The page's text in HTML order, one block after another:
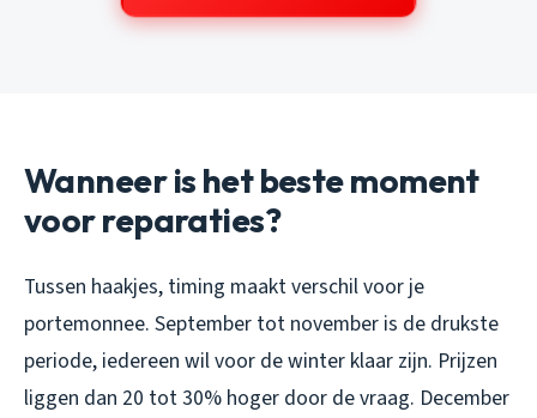
Wanneer is het beste moment
voor reparaties?
Tussen haakjes, timing maakt verschil voor je
portemonnee. September tot november is de drukste
periode, iedereen wil voor de winter klaar zijn. Prijzen
liggen dan 20 tot 30% hoger door de vraag. December